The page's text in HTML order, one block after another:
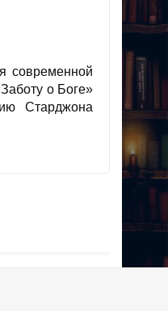
современной
о Боге»
Старджона